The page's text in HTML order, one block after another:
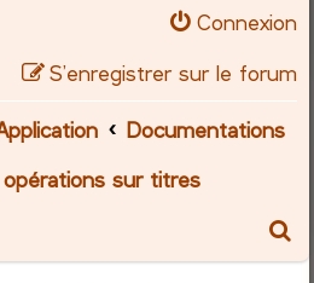
Connexion
S’enregistrer sur le forum
Documentations
sur titres